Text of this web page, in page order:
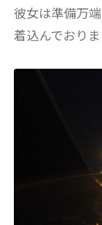
彼女は準備万
着込んでおり